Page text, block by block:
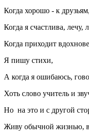
Когда хорошо - к
Когда я счастлива, лечу,
Когда приходит
Я пишу стихи,
А когда я ошибаюсь,
Хоть слово учитель и
Но на это и с другой
Живу обычной жизнью,